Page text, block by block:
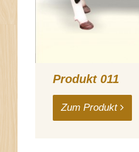
Produkt 011
Zum Produkt